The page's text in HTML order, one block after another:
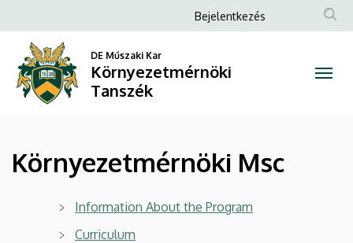
Környezetmérnöki
Msc
Környezetmérnöki
Tanszék
a
tartalomra
Anonim
fiók
menüje
Bejelentkezés
DE Műszaki Kar
Környezetmérnöki
Tanszék
Környezetmérnöki Msc
Information About the Program
Curriculum